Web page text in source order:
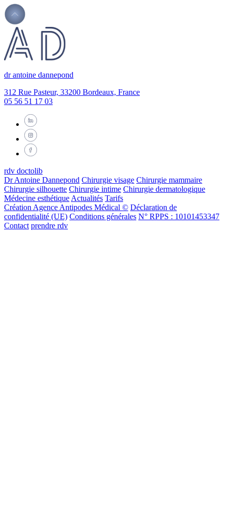
dr antoine dannepond
312 Rue Pasteur, 33200 Bordeaux, France
05 56 51 17 03
rdv doctolib
Dr Antoine Dannepond Chirurgie visage Chirurgie mammaire
Chirurgie silhouette Chirurgie intime Chirurgie dermatologique
Médecine esthétique Actualités Tarifs
Création Agence Antipodes Médical © Déclaration de
confidentialité (UE) Conditions générales N° RPPS : 10101453347
Contact prendre rdv